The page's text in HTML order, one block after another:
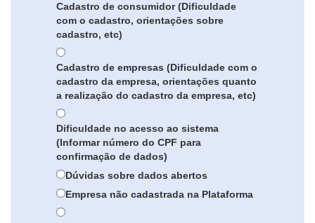
Cadastro de consumidor (Dificuldade
com o cadastro, orientações sobre
cadastro, etc)
Cadastro de empresas (Dificuldade com o
cadastro da empresa, orientações quanto
a realização do cadastro da empresa, etc)
Dificuldade no acesso ao sistema
(Informar número do CPF para
confirmação de dados)
Dúvidas sobre dados abertos
Empresa não cadastrada na Plataforma